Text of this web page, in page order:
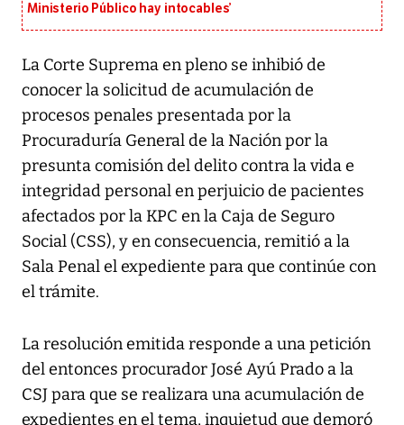
Ministerio Público hay intocables’
La Corte Suprema en pleno se inhibió de
conocer la solicitud de acumulación de
procesos penales presentada por la
Procuraduría General de la Nación por la
presunta comisión del delito contra la vida e
integridad personal en perjuicio de pacientes
afectados por la KPC en la Caja de Seguro
Social (CSS), y en consecuencia, remitió a la
Sala Penal el expediente para que continúe con
el trámite.
La resolución emitida responde a una petición
del entonces procurador José Ayú Prado a la
CSJ para que se realizara una acumulación de
expedientes en el tema, inquietud que demoró